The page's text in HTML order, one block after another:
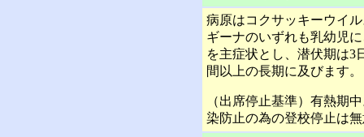
病原はコクサッキーウイ
ギーナのいずれも乳幼児
を主症状とし、潜伏期は3
間以上の長期に及びます。
（出席停止基準）有熱期
染防止の為の登校停止は